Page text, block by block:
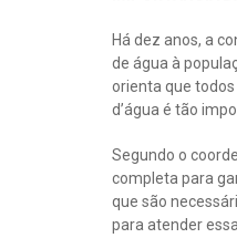
Há dez anos, a
de água à
orienta que todos
d’água é tão
Segundo o
completa para
que são
para atender